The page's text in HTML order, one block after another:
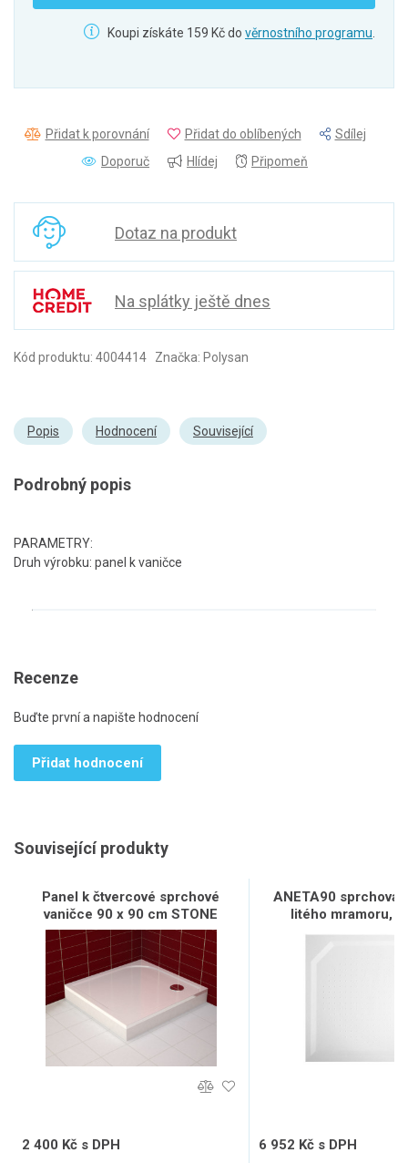
Koupi získáte 159 Kč do věrnostního programu
Přidat k porovnání Přidat do oblíbených
Sdílej
Doporuč
Hlídej Připomeň
Dotaz na produkt
Na splátky ještě dnes
Kód produktu: 4004414 Značka: Polysan
Popis Hodnocení Související
Podrobný popis
PARAMETRY:
Druh výrobku: panel k vaničce
Recenze
Buďte první a napište hodnocení
Přidat hodnocení
Související produkty
Panel k čtvercové sprchové
vaničce 90 x 90 cm STONE
2 400 Kč s DPH
ANETA90 sprchová
litého mramoru,
90x90cm,
6 952 Kč s DPH